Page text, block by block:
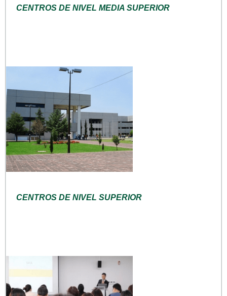
CENTROS DE NIVEL MEDIA SUPERIOR
CENTROS DE NIVEL SUPERIOR